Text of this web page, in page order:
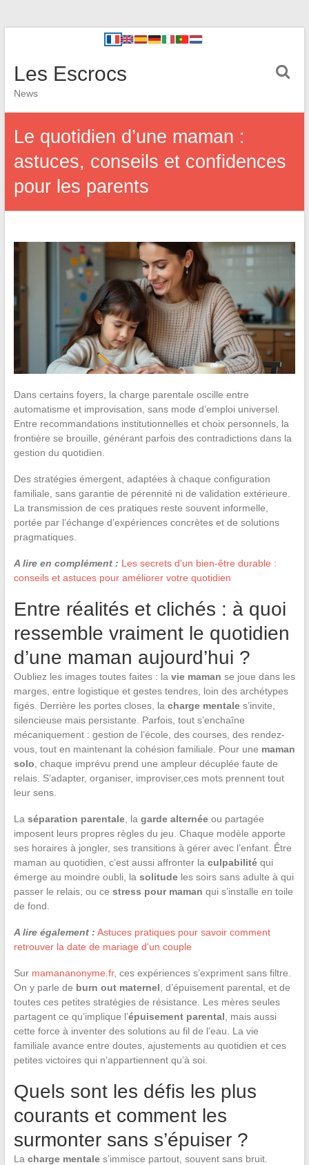
Les Escrocs
News
Le quotidien d’une maman :
astuces, conseils et confidences
pour les parents
Dans certains foyers, la charge parentale oscille entre
automatisme et improvisation, sans mode d’emploi universel.
Entre recommandations institutionnelles et choix personnels, la
frontière se brouille, générant parfois des contradictions dans la
gestion du quotidien.
Des stratégies émergent, adaptées à chaque configuration
familiale, sans garantie de pérennité ni de validation extérieure.
La transmission de ces pratiques reste souvent informelle,
portée par l’échange d’expériences concrètes et de solutions
pragmatiques.
A lire en complément : Les secrets d'un bien-être durable :
conseils et astuces pour améliorer votre quotidien
Entre réalités et clichés : à quoi
ressemble vraiment le quotidien
d’une maman aujourd’hui ?
Oubliez les images toutes faites : la vie maman se joue dans les
marges, entre logistique et gestes tendres, loin des archétypes
figés. Derrière les portes closes, la charge mentales’invite,
silencieuse mais persistante. Parfois, tout s’enchaîne
mécaniquement : gestion de l’école, des courses, des rendez-
vous, tout en maintenant la cohésion familiale. Pour une maman
solo , chaque imprévu prend une ampleur décuplée faute de
relais. S’adapter, organiser, improviser,ces mots prennent tout
leur sens.
La séparation parentale, la garde alternéeou partagée
imposent leurs propres règles du jeu. Chaque modèle apporte
ses horaires à jongler, ses transitions à gérer avec l’enfant. Être
maman au quotidien, c’est aussi affronter la culpabilitéqui
émerge au moindre oubli, la solitudeles soirs sans adulte à qui
passer le relais, ou ce stress pour maman qui s’installe en toile
de fond.
A lire également : Astuces pratiques pour savoir comment
retrouver la date de mariage d'un couple
Sur mamananonyme.fr, ces expériences s’expriment sans filtre.
On y parle de burn out maternel , d’épuisement parental, et de
toutes ces petites stratégies de résistance. Les mères seules
partagent ce qu’implique l’épuisement parental , mais aussi
cette force à inventer des solutions au fil de l’eau. La vie
familiale avance entre doutes, ajustements au quotidien et ces
petites victoires qui n’appartiennent qu’à soi.
Quels sont les défis les plus
courants et comment les
surmonter sans s’épuiser ?
La charge mentales’immisce partout, souvent sans bruit.